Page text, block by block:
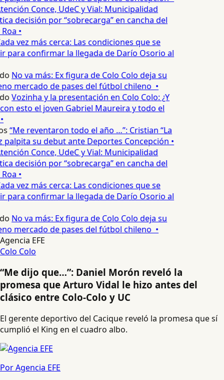
Conce, UdeC y Vial: Municipalidad
decisión por “sobrecarga” en cancha del
•
vez más cerca: Las condiciones que se
para confirmar la llegada de Darío Osorio al
No va más: Ex figura de Colo Colo deja su
mercado de pases del fútbol chileno •
Vozinha y la presentación en Colo Colo: ¿Y
esto el joven Gabriel Maureira y todo el
“Me reventaron todo el año …”: Cristian “La
palpita su debut ante Deportes Concepción •
Conce, UdeC y Vial: Municipalidad
decisión por “sobrecarga” en cancha del
•
vez más cerca: Las condiciones que se
para confirmar la llegada de Darío Osorio al
No va más: Ex figura de Colo Colo deja su
mercado de pases del fútbol chileno •
Agencia EFE
Colo Colo
“Me dijo que…”: Daniel Morón reveló la
promesa que Arturo Vidal le hizo antes del
clásico entre Colo-Colo y UC
El gerente deportivo del Cacique reveló la promesa que sí
cumplió el King en el cuadro albo.
Por Agencia EFE